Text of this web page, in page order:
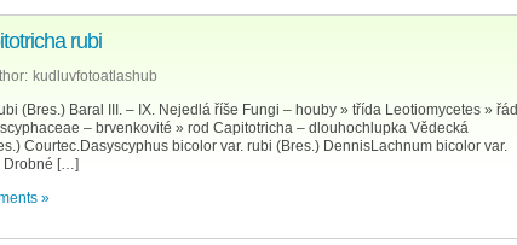
rubi
kudluvfotoatlashub
(Bres.) Baral III. – IX. Nejedlá říše Fungi – houby » třída Leotiomycetes » řád
– brvenkovité » rod Capitotricha – dlouhochlupka Vědecká
Courtec.Dasyscyphus bicolor var. rubi (Bres.) DennisLachnum bicolor var.
Drobné […]
»